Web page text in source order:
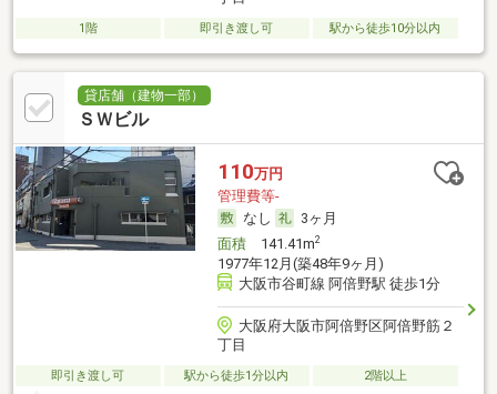
1階 即引き渡し可 駅から徒歩10分以内
貸店舗（建物一部）
ＳＷビル
110万円
管理費等-
なし
3ヶ月
面積141.41m2
1977年12月(築48年9ヶ月)
大阪市谷町線 阿倍野駅 徒歩1分
大阪府大阪市阿倍野区阿倍野筋２
丁目
即引き渡し可 駅から徒歩1分以内 2階以上